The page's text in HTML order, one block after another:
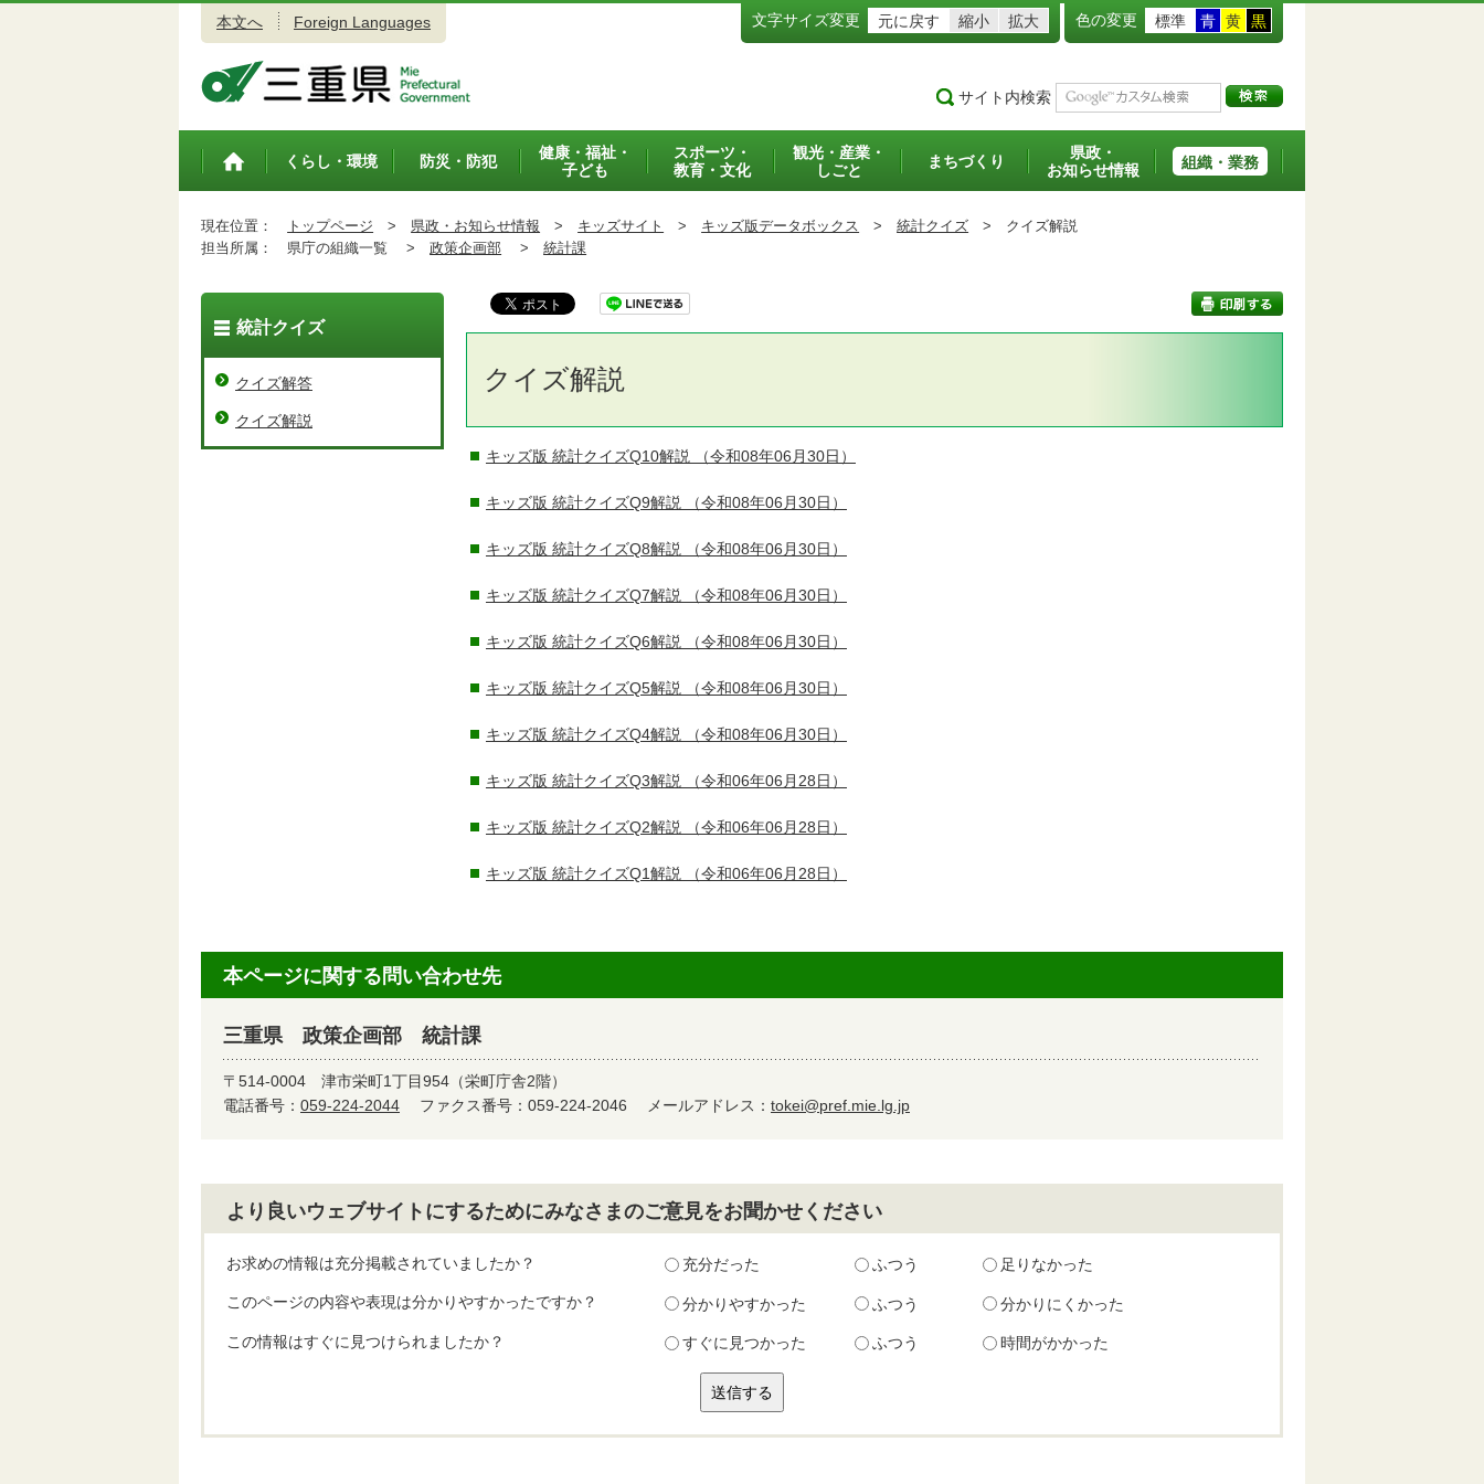
本文へ Foreign Languages 文字サイズ変更 元に戻す 縮小 拡大 色の変更 標準 青 黄 黒
サイト内検索
トップペ
くらし・環境 防災・防犯
健康・福祉・
子ども
スポーツ・
教育・文化
観光・産業・
しごと
まちづくり
県政・
お知らせ情報
組織・業務
現在位置： トップページ > 県政・お知らせ情報 > キッズサイト > キッズ版データボックス > 統計クイズ > クイズ解説
担当所属：
県庁の組織一覧 > 政策企画部 > 統計課
クイズ解説
キッズ版 統計クイズQ10解説 （令和08年06月30日）
キッズ版 統計クイズQ9解説 （令和08年06月30日）
キッズ版 統計クイズQ8解説 （令和08年06月30日）
キッズ版 統計クイズQ7解説 （令和08年06月30日）
キッズ版 統計クイズQ6解説 （令和08年06月30日）
キッズ版 統計クイズQ5解説 （令和08年06月30日）
キッズ版 統計クイズQ4解説 （令和08年06月30日）
キッズ版 統計クイズQ3解説 （令和06年06月28日）
キッズ版 統計クイズQ2解説 （令和06年06月28日）
キッズ版 統計クイズQ1解説 （令和06年06月28日）
統計クイズ
クイズ解答
クイズ解説
本ページに関する問い合わせ先
三重県 政策企画部 統計課
〒514-0004 津市栄町1丁目954（栄町庁舎2階）
電話番号： 059-224-2044 ファクス番号：059-224-2046 メールアドレス： tokei@pref.mie.lg.jp
より良いウェブサイトにするためにみなさまのご意見をお聞かせください
お求めの情報は充分掲載されていましたか？ 充分だった ふつう 足りなかった
このページの内容や表現は分かりやすかったですか？ 分かりやすかった ふつう 分かりにくかった
この情報はすぐに見つけられましたか？ すぐに見つかった ふつう 時間がかかった